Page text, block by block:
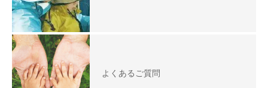
よくあるご質問